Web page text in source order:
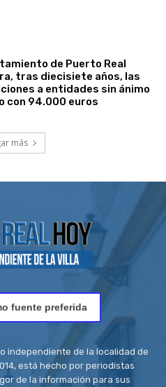
de Puerto Real
tras diecisiete años, las
a entidades sin ánimo
con 94.000 euros
más
fuente preferida
independiente de la localidad de
está hecho por periodistas
de la información para sus